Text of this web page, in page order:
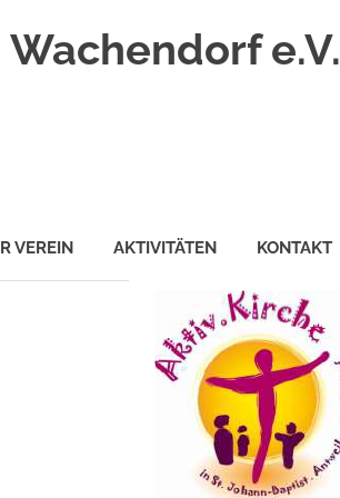
e.V.
VEREIN AKTIVITÄTEN KONTAKT